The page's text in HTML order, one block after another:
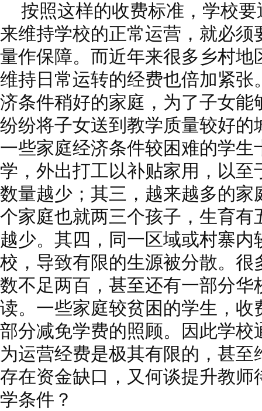
按照这样的收费标准，学校
来维持学校的正常运营，就必
量作保障。而近年来很多乡村地
维持日常运转的经费也倍加紧张
济条件稍好的家庭，为了子女能
纷纷将子女送到教学质量较好的
一些家庭经济条件较困难的学
学，外出打工以补贴家用，以
数量越少；其三，越来越多的家
个家庭也就两三个孩子，生育有
越少。其四，同一区域或村寨
校，导致有限的生源被分散。很
数不足两百，甚至还有一部分华
读。一些家庭较贫困的学生，收
部分减免学费的照顾。因此学校
为运营经费是极其有限的，甚
存在资金缺口，又何谈提升教师
学条件？